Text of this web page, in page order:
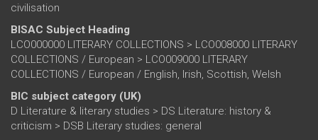
civilisation
BISAC Subject Heading
LCO000000 LITERARY COLLECTIONS > LCO008000 LITERARY
COLLECTIONS / European > LCO009000 LITERARY
COLLECTIONS / European / English, Irish, Scottish, Welsh
BIC subject category (UK)
D Literature & literary studies > DS Literature: history &
criticism > DSB Literary studies: general